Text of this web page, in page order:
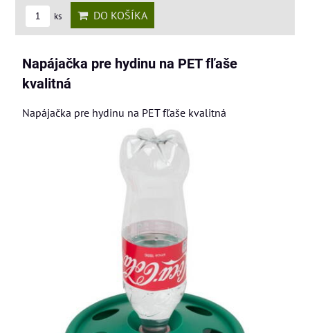
ks DO KOŠÍKA
Napájačka pre hydinu na PET fľaše
kvalitná
Napájačka pre hydinu na PET fľaše kvalitná